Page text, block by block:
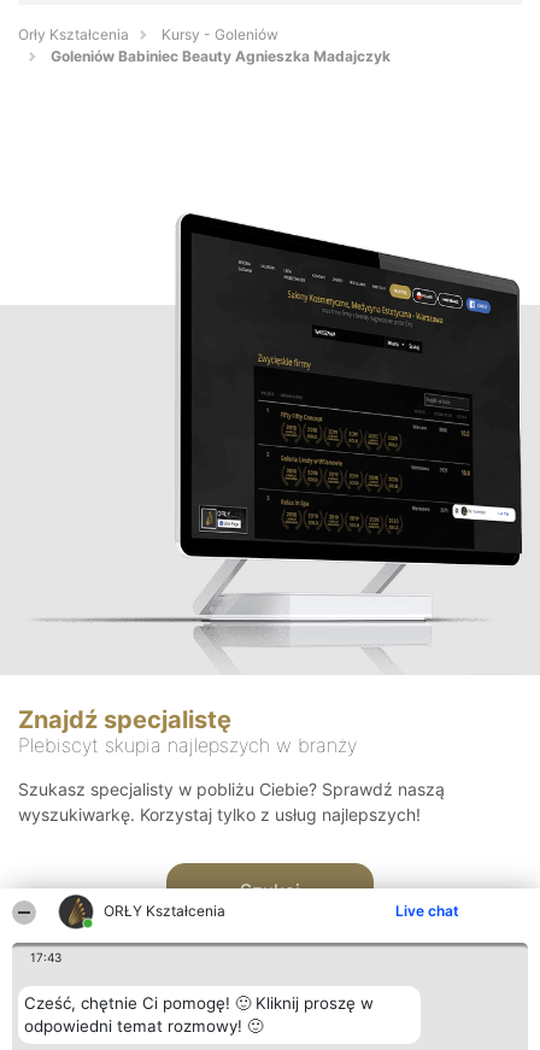
ORŁY Kształcenia Live chat
17:43
Cześć, chętnie Ci pomogę! 🙂 Kliknij proszę w
odpowiedni temat rozmowy! 🙂
Orły Kształcenia
Kursy - Goleniów
Goleniów Babiniec Beauty Agnieszka Madajczyk
Znajdź specjalistę
Plebiscyt skupia najlepszych w branży
Szukasz specjalisty w pobliżu Ciebie? Sprawdź naszą
wyszukiwarkę. Korzystaj tylko z usług najlepszych!
Szukaj